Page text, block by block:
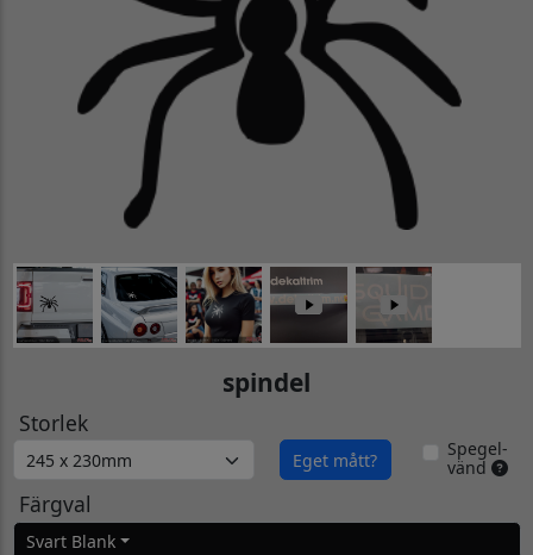
spindel
Storlek
Eget mått?
Spegel-
vänd
Färgval
Svart Blank